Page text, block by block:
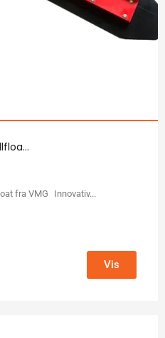
fra VMG Innovativ...
Vis